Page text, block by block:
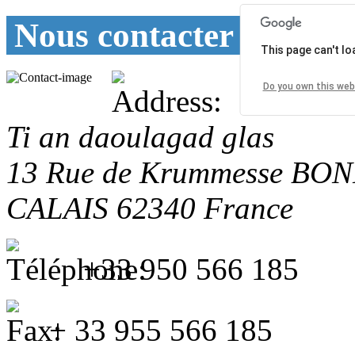
Nous contacter
Ti an daoulagad glas
13 Rue de Krummesse
CALAIS 62340 France
+33 950 566 185
+ 33 955 566 185
This page can't
Do you own this